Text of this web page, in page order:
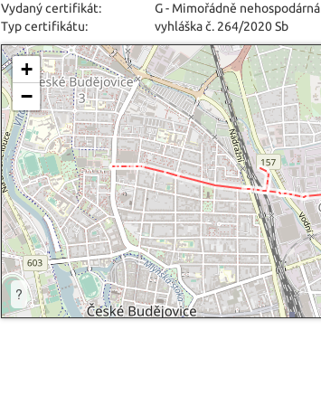
Vydaný certifikát:
G - Mimořádně nehospodárná
Typ certifikátu:
vyhláška č. 264/2020 Sb
+
−
?